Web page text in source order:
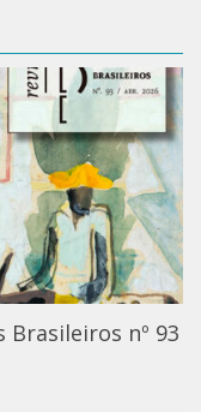
nº 93